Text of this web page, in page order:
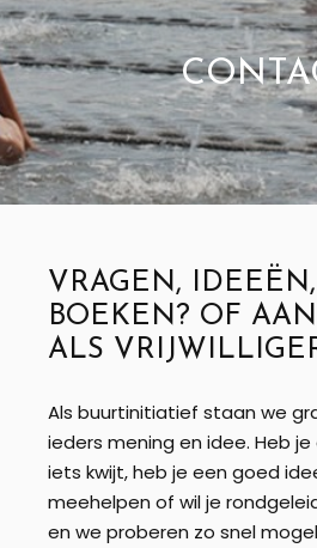
VRAGEN,
BOEKEN? OF
ALS
Als buurtinitiatief staan we
ieders mening en idee. Heb je
iets kwijt, heb je een goed
meehelpen of wil je
en we proberen zo snel